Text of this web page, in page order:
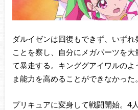
ダルイゼンは回復もできず、いずれ
ことを察し、自分にメガパーツを大
て暴走する。キンググアイワルのよ
ま能力を高めることができなかった。
プリキュアに変身して戦闘開始。4